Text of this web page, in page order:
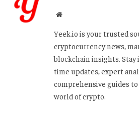
Website
Yeek.io is your trusted
cryptocurrency news,
blockchain insights.
time updates, expert
comprehensive guides
world of crypto.